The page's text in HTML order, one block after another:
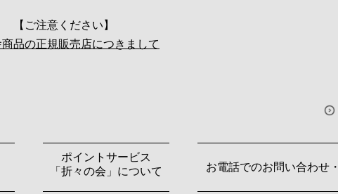
【ご注意ください】
品の正規販売店につきまして
ポイントサービス
「折々の会」について
お電話でのお問い合わせ